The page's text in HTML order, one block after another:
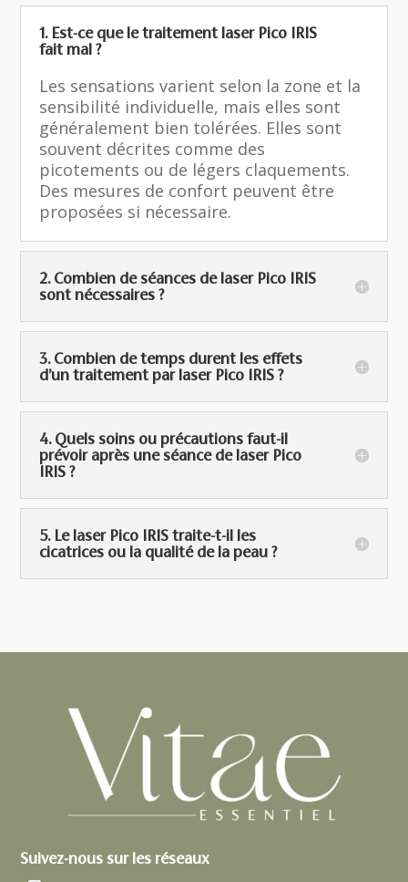
1. Est-ce que le traitement laser Pico IRIS
fait mal ?
Les sensations varient selon la zone et la
sensibilité individuelle, mais elles sont
généralement bien tolérées. Elles sont
souvent décrites comme des
picotements ou de légers claquements.
Des mesures de confort peuvent être
proposées si nécessaire.
2. Combien de séances de laser Pico IRIS
sont nécessaires ?
3. Combien de temps durent les effets
d’un traitement par laser Pico IRIS ?
4. Quels soins ou précautions faut-il
prévoir après une séance de laser Pico
IRIS ?
5. Le laser Pico IRIS traite-t-il les
cicatrices ou la qualité de la peau ?
Suivez-nous sur les réseaux